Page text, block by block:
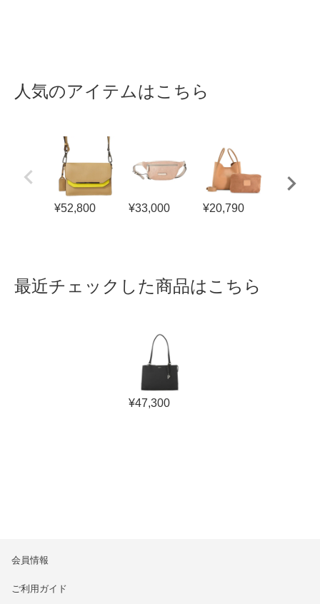
人気のアイテムはこちら
¥52,800 ¥33,000 ¥20,790
最近チェックした商品はこちら
¥47,300
会員情報
ご利用ガイド